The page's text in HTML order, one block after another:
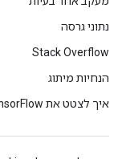
נתוני גרסה
Stack Overflow
הנחיות מיתוג
איך לצטט את TensorFlow